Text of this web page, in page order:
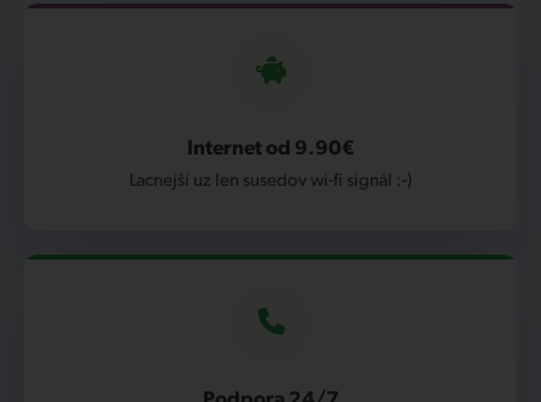
Internet od 9.90€
Lacnejší uz len susedov wi-fi signál :-)